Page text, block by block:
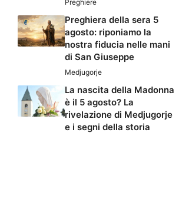
Preghiere
Preghiera della sera 5
agosto: riponiamo la
nostra fiducia nelle mani
di San Giuseppe
Medjugorje
La nascita della Madonna
è il 5 agosto? La
rivelazione di Medjugorje
e i segni della storia